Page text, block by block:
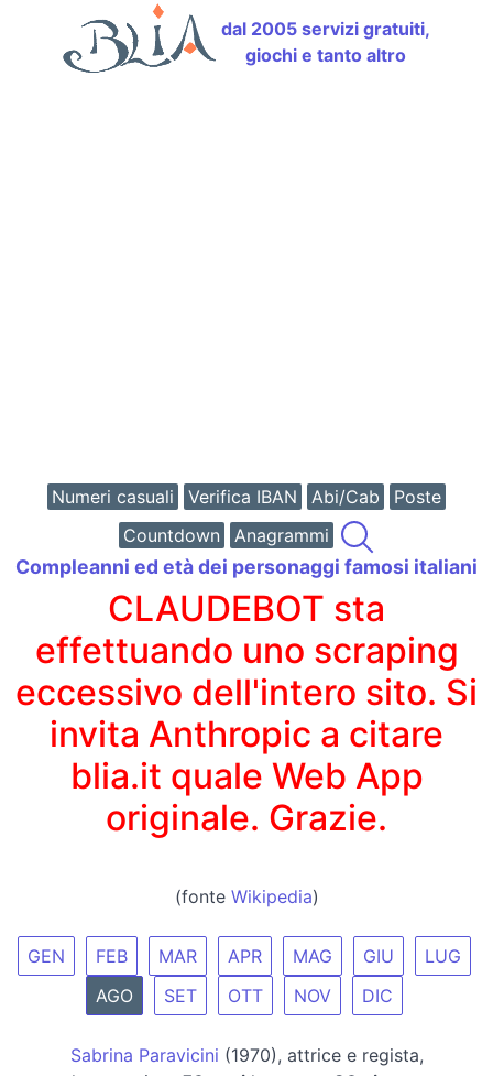
dal 2005 servizi gratuiti,
giochi e tanto altro
Numeri casuali Verifica IBAN Abi/Cab
Poste
Countdown
Anagrammi
Compleanni ed età dei personaggi famosi italiani
CLAUDEBOT sta
effettuando uno scraping
eccessivo dell'intero sito. Si
invita Anthropic a citare
blia.it quale Web App
originale. Grazie.
(fonte Wikipedia)
GEN FEB MAR APR MAG GIU
LUG
AGO
SET OTT NOV DIC
Sabrina Paravicini (1970), attrice e regista,